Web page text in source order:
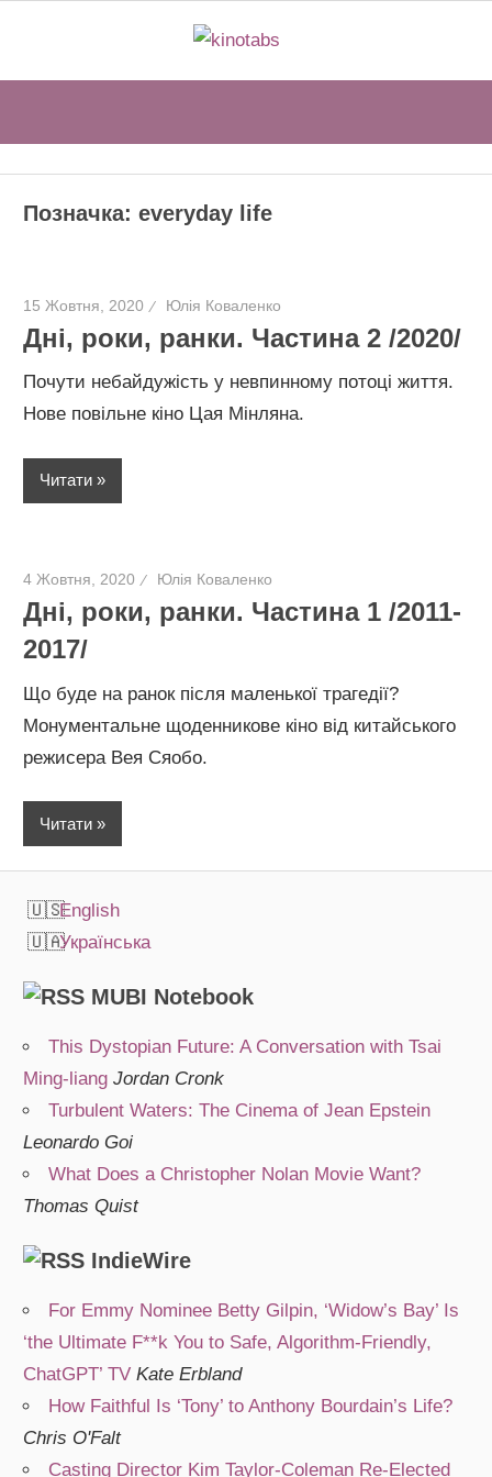
вмісту
Позначка:everyday life
15 Жовтня, 2020 Юлія Коваленко
Дні, роки, ранки. Частина 2 /2020/
Почути небайдужість у невпинному потоці життя.
Нове повільне кіно Цая Мінляна.
Читати
4 Жовтня, 2020 Юлія Коваленко
Дні, роки, ранки. Частина 1 /2011-
2017/
Що буде на ранок після маленької трагедії?
Монументальне щоденникове кіно від китайського
режисера Вея Сяобо.
Читати
English
Українська
MUBI Notebook
This Dystopian Future: A Conversation with Tsai
Ming-liang Jordan Cronk
Turbulent Waters: The Cinema of Jean Epstein
Leonardo Goi
What Does a Christopher Nolan Movie Want?
Thomas Quist
IndieWire
For Emmy Nominee Betty Gilpin, ‘Widow’s Bay’ Is
‘the Ultimate F**k You to Safe, Algorithm-Friendly,
ChatGPT’ TV Kate Erbland
How Faithful Is ‘Tony’ to Anthony Bourdain’s Life?
Chris O'Falt
Casting Director Kim Taylor-Coleman Re-Elected